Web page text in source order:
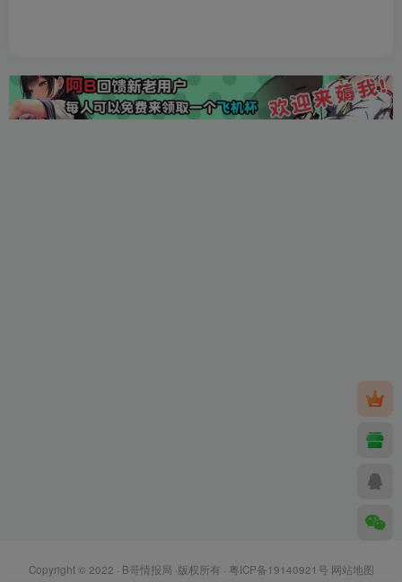
Copyright © 2022 · B哥情报局 ·版权所有 · 粤ICP备19140921号 网站地图